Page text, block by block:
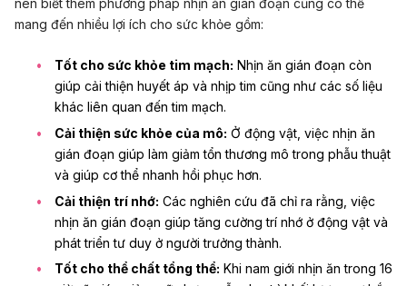
nên biết thêm phương pháp nhịn ăn gián đoạn cũng có thể
mang đến nhiều lợi ích cho sức khỏe gồm:
Tốt cho sức khỏe tim mạch: Nhịn ăn gián đoạn còn
giúp cải thiện huyết áp và nhịp tim cũng như các số liệu
khác liên quan đến tim mạch.
Cải thiện sức khỏe của mô: Ở động vật, việc nhịn ăn
gián đoạn giúp làm giảm tổn thương mô trong phẫu thuật
và giúp cơ thể nhanh hồi phục hơn.
Cải thiện trí nhớ: Các nghiên cứu đã chỉ ra rằng, việc
nhịn ăn gián đoạn giúp tăng cường trí nhớ ở động vật và
phát triển tư duy ở người trưởng thành.
Tốt cho thể chất tổng thể: Khi nam giới nhịn ăn trong 16